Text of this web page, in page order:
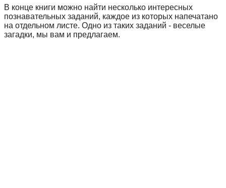
В конце книги можно найти несколько интересных
познавательных заданий, каждое из которых напечатано
на отдельном листе. Одно из таких заданий - веселые
загадки, мы вам и предлагаем.